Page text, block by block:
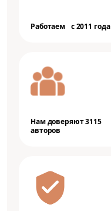
Работаем с 2011 года
Нам доверяют 3115
авторов